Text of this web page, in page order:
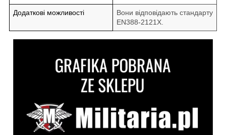
Додаткові можливості
Вони відповідають стандарту
EN388-2121X.